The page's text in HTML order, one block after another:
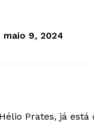
maio 9, 2024
Prates, já está